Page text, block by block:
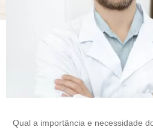
Qual a importância e necessidade